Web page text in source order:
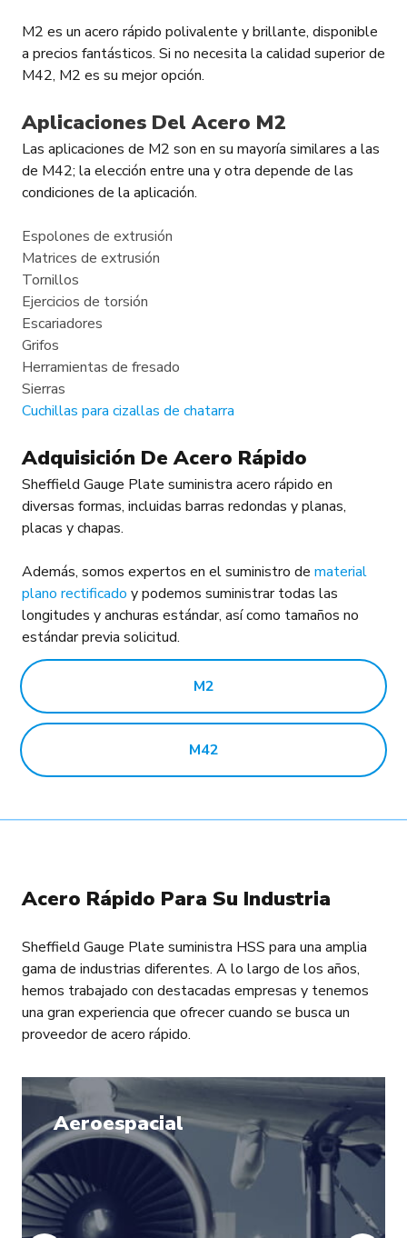
M2 es un acero rápido polivalente y brillante, disponible
a precios fantásticos. Si no necesita la calidad superior de
M42, M2 es su mejor opción.
Aplicaciones Del Acero M2
Las aplicaciones de M2 son en su mayoría similares a las
de M42; la elección entre una y otra depende de las
condiciones de la aplicación.
Espolones de extrusión
Matrices de extrusión
Tornillos
Ejercicios de torsión
Escariadores
Grifos
Herramientas de fresado
Sierras
Cuchillas para cizallas de chatarra
Adquisición De Acero Rápido
Sheffield Gauge Plate suministra acero rápido en
diversas formas, incluidas barras redondas y planas,
placas y chapas.
Además, somos expertos en el suministro de material
plano rectificado y podemos suministrar todas las
longitudes y anchuras estándar, así como tamaños no
estándar previa solicitud.
M2
M42
Acero Rápido Para Su Industria
Sheffield Gauge Plate suministra HSS para una amplia
gama de industrias diferentes. A lo largo de los años,
hemos trabajado con destacadas empresas y tenemos
una gran experiencia que ofrecer cuando se busca un
proveedor de acero rápido.
Aeroespacial